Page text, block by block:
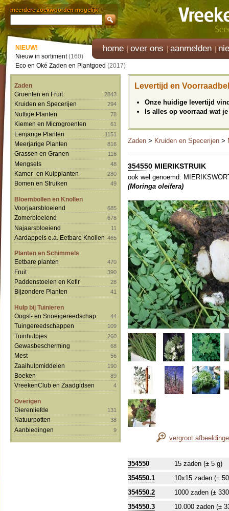
meerdere zoekwoorden mogelijk
home over ons aanmelden
NIEUW!
Nieuw in sortiment(160)
Eco en Oké Zaden en Plantgoed (2017)
Zaden
Groenten en Fruit
2843
Kruiden en Specerijen 294
Nuttige Planten 78
Kiemen en Microgroenten 61
Eenjarige Planten 1151
Meerjarige Planten 816
Grassen en Granen 116
Mengsels 48
Kamer- en Kuipplanten 280
Bomen en Struiken 49
Bloembollen en Knollen
Voorjaarsbloeiend
685
Zomerbloeiend 678
Najaarsbloeiend 11
Aardappels e.a. Eetbare Knollen 465
Planten en Schimmels
Eetbare planten
470
Fruit 390
Paddenstoelen en Kefir 28
Bijzondere Planten 41
Hulp bij Tuinieren
Oogst- en Snoeigereedschap
44
Tuingereedschappen 109
Tuinhulpjes 260
Gewasbescherming 68
Mest 56
Zaaihulpmiddelen 190
Boeken 89
VreekenClub en Zaadgidsen 4
Overigen
Dierenliefde
131
Natuurpotten 38
Aanbiedingen 9
Levertijd en
Onze huidige levertijd
Is alles op voorraad wat
Zaden > Kruiden en Specerijen >
354550 MIERIKSTRUIK
ook wel genoemd:
(Moringa oleifera)
vergroot
354550
15 zaden (± 5 g)
354550.1
10x15 zaden (±
354550.2
1000 zaden (±
354550.3
10.000 zaden (±